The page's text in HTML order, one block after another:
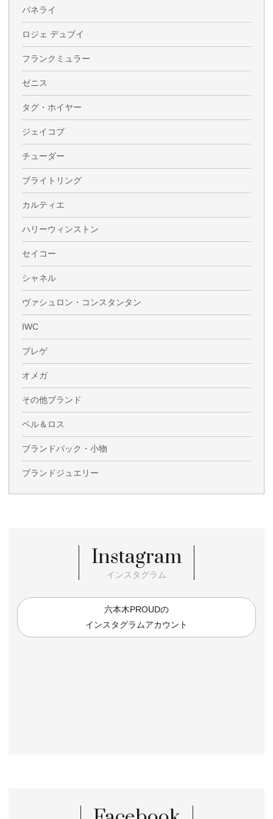
パネライ
ロジェ デュブイ
フランクミュラー
ゼニス
タグ・ホイヤー
ジェイコブ
チューダー
ブライトリング
カルティエ
ハリーウィンストン
セイコー
シャネル
ヴァシュロン・コンスタンタン
IWC
ブレゲ
オメガ
その他ブランド
ベル＆ロス
ブランドバック・小物
ブランドジュエリー
Instagram
インスタグラム
六本木PROUDの
インスタグラムアカウント